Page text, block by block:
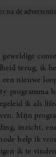
terug, ik
nieuwe
programma
ik als
Mijn
inzicht,
help ik
ik te